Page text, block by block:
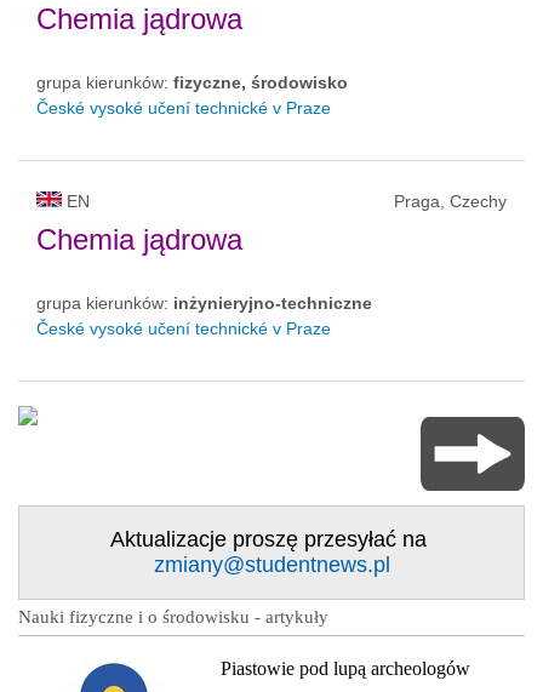
Chemia jądrowa
grupa kierunków: fizyczne, środowisko
České vysoké učení technické v Praze
EN Praga, Czechy
Chemia jądrowa
grupa kierunków: inżynieryjno-techniczne
České vysoké učení technické v Praze
Aktualizacje proszę przesyłać na
zmiany@studentnews.pl
Nauki fizyczne i o środowisku - artykuły
Piastowie pod lupą archeologów